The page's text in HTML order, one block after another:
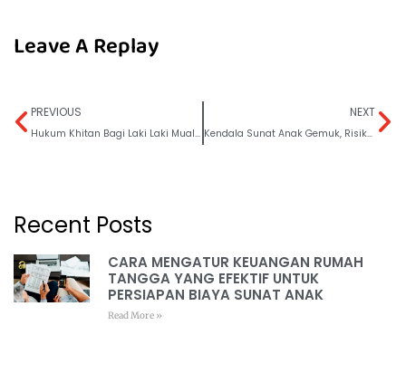
Leave A Replay
PREVIOUS
Hukum Khitan Bagi Laki Laki Mualaf
NEXT
Kendala Sunat Anak Gemuk, Risiko Harus Tunda Sunat
Recent Posts
CARA MENGATUR KEUANGAN RUMAH
TANGGA YANG EFEKTIF UNTUK
PERSIAPAN BIAYA SUNAT ANAK
Read More »